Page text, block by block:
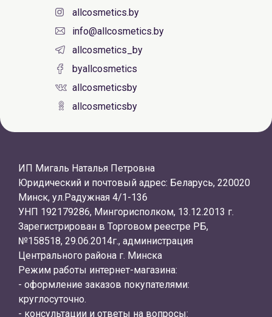
allcosmetics.by
info@allcosmetics.by
allcosmetics_by
byallcosmetics
allcosmeticsby
allcosmeticsby
ИП Мигаль Наталья Петровна
Юридический и почтовый адрес: Беларусь, 220020
Минск, ул.Радужная 4/1-136
УНП 192179286, Мингорисполком, 13.12.2013 г.
Зарегистрирован в Торговом реестре РБ,
№158518, 29.06.2014г., администрация
Центрального района г. Минска
Режим работы интернет-магазина:
- оформление заказов покупателями:
круглосуточно.
- консультации и ответы на вопросы: